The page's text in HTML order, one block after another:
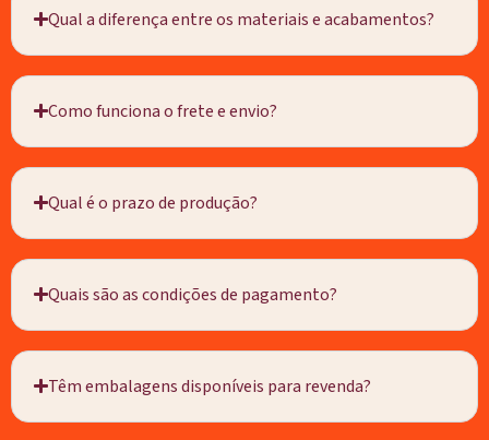
Qual a diferença entre os materiais e acabamentos?
Como funciona o frete e envio?
Qual é o prazo de produção?
Quais são as condições de pagamento?
Têm embalagens disponíveis para revenda?